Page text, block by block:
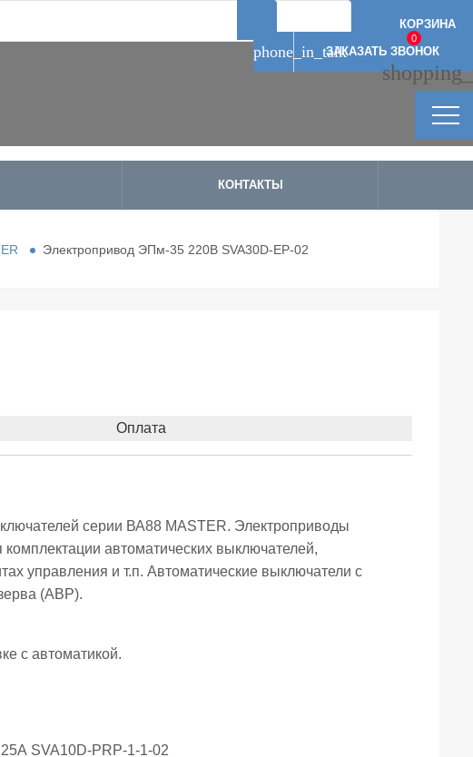
phone_in_talkЗАКАЗАТЬ ЗВОНОК
КОНТАКТЫ
КОРЗИНА
0
Электропривод ЭПм-35 220В SVA30D-EP-02
Оплата
серии ВА88 MASTER. Электроприводы
автоматических выключателей,
управления и т.п. Автоматические выключатели с
(АВР).
с автоматикой.